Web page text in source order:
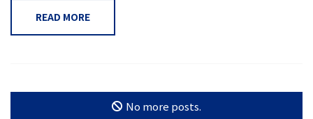
READ MORE
No more posts.